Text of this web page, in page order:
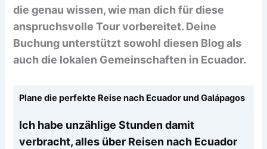
die genau wissen, wie man dich für diese
anspruchsvolle Tour vorbereitet. Deine
Buchung unterstützt sowohl diesen Blog als
auch die lokalen Gemeinschaften in Ecuador.
Plane die perfekte Reise nach Ecuador und Galápagos
Ich habe unzählige Stunden damit
verbracht, alles über Reisen nach Ecuador